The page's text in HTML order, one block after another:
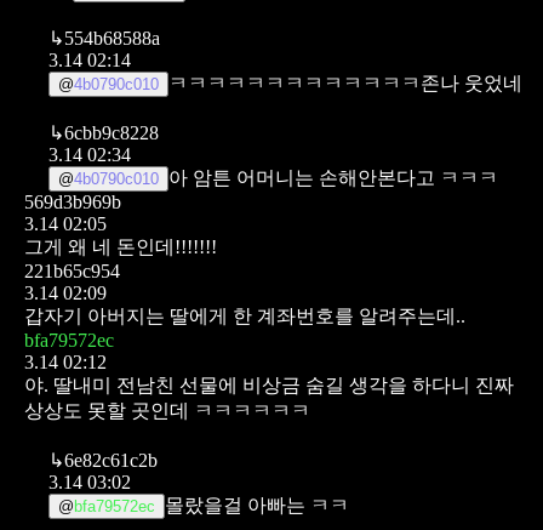
↳554b68588a
3.14 02:14
@4b0790c010 ㅋㅋㅋㅋㅋㅋㅋㅋㅋㅋㅋㅋㅋ존나 웃었네
↳6cbb9c8228
3.14 02:34
@4b0790c010 아 암튼 어머니는 손해안본다고 ㅋㅋㅋ
569d3b969b
3.14 02:05
그게 왜 네 돈인데!!!!!!!
221b65c954
3.14 02:09
갑자기 아버지는 딸에게 한 계좌번호를 알려주는데..
bfa79572ec
3.14 02:12
야. 딸내미 전남친 선물에 비상금 숨길 생각을 하다니 진짜
상상도 못할 곳인데 ㅋㅋㅋㅋㅋㅋ
↳6e82c61c2b
3.14 03:02
@ bfa79572ec 몰랐을걸 아빠는 ㅋㅋ